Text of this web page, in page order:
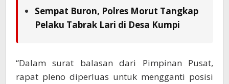
Sempat Buron, Polres Morut Tangkap
Pelaku Tabrak Lari di Desa Kumpi
“Dalam surat balasan dari Pimpinan Pusat,
rapat pleno diperluas untuk mengganti posisi